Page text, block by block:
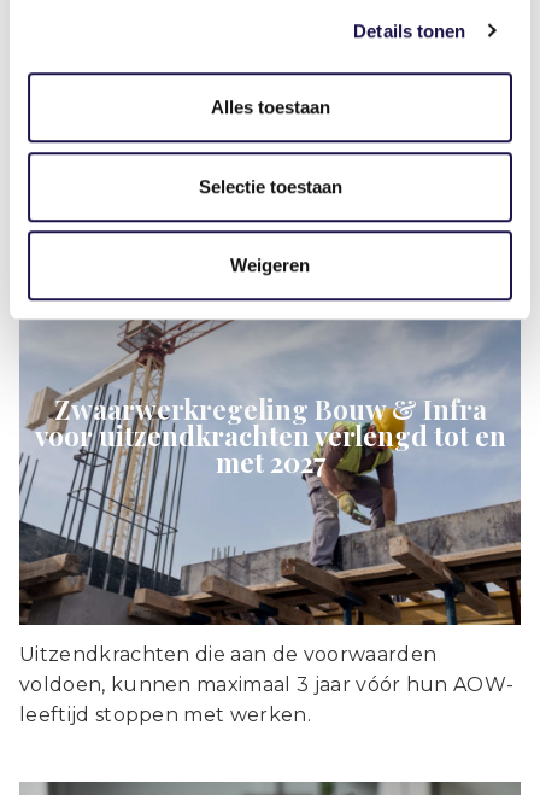
Details tonen
Alles toestaan
Selectie toestaan
Weigeren
Gerelateerde artikelen
Zwaarwerkregeling Bouw & Infra
voor uitzendkrachten verlengd tot en
met 2027
Uitzendkrachten die aan de voorwaarden
voldoen, kunnen maximaal 3 jaar vóór hun AOW-
leeftijd stoppen met werken.